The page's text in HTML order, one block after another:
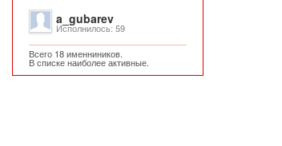
a_gubarev
Исполнилось: 59
Всего 18 именниников.
В списке наиболее активные.